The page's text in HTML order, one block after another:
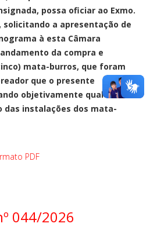
possa oficiar ao Exmo.
a apresentação de
à esta Câmara
da compra e
mata-burros, que foram
que o presente
objetivamente qual a data
das instalações dos mata-
PDF
044/2026